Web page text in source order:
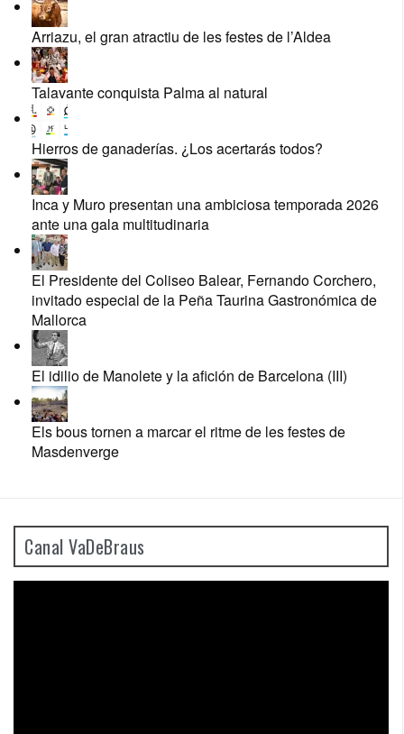
Arriazu, el gran atractiu de les festes de l’Aldea
Talavante conquista Palma al natural
Hierros de ganaderías. ¿Los acertarás todos?
Inca y Muro presentan una ambiciosa temporada 2026
ante una gala multitudinaria
El Presidente del Coliseo Balear, Fernando Corchero,
invitado especial de la Peña Taurina Gastronómica de
Mallorca
El idilio de Manolete y la afición de Barcelona (III)
Els bous tornen a marcar el ritme de les festes de
Masdenverge
Canal VaDeBraus